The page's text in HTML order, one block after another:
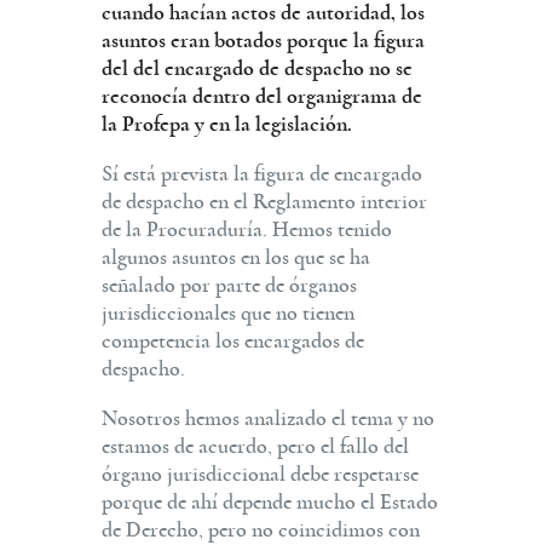
cuando hacían actos de autoridad, los
asuntos eran botados porque la figura
del del encargado de despacho no se
reconocía dentro del organigrama de
la Profepa y en la legislación.
Sí está prevista la figura de encargado
de despacho en el Reglamento interior
de la Procuraduría. Hemos tenido
algunos asuntos en los que se ha
señalado por parte de órganos
jurisdiccionales que no tienen
competencia los encargados de
despacho.
Nosotros hemos analizado el tema y no
estamos de acuerdo, pero el fallo del
órgano jurisdiccional debe respetarse
porque de ahí depende mucho el Estado
de Derecho, pero no coincidimos con